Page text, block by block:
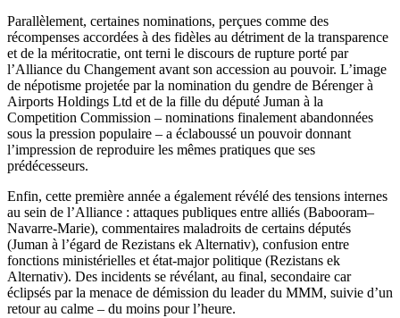
Parallèlement, certaines nominations, perçues comme des
récompenses accordées à des fidèles au détriment de la transparence
et de la méritocratie, ont terni le discours de rupture porté par
l’Alliance du Changement avant son accession au pouvoir. L’image
de népotisme projetée par la nomination du gendre de Bérenger à
Airports Holdings Ltd et de la fille du député Juman à la
Competition Commission – nominations finalement abandonnées
sous la pression populaire – a éclaboussé un pouvoir donnant
l’impression de reproduire les mêmes pratiques que ses
prédécesseurs.
Enfin, cette première année a également révélé des tensions internes
au sein de l’Alliance : attaques publiques entre alliés (Babooram–
Navarre-Marie), commentaires maladroits de certains députés
(Juman à l’égard de Rezistans ek Alternativ), confusion entre
fonctions ministérielles et état-major politique (Rezistans ek
Alternativ). Des incidents se révélant, au final, secondaire car
éclipsés par la menace de démission du leader du MMM, suivie d’un
retour au calme – du moins pour l’heure.